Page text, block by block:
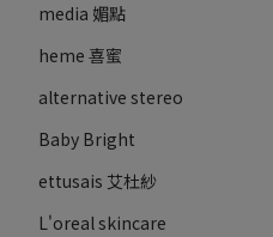
media 媚點
heme 喜蜜
alternative stereo
Baby Bright
ettusais 艾杜紗
L'oreal skincare